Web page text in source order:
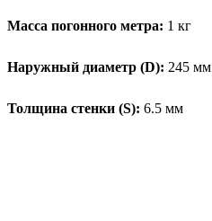
Масса погонного метра: 1 кг
Наружный диаметр (D): 245 мм
Толщина стенки (S): 6.5 мм